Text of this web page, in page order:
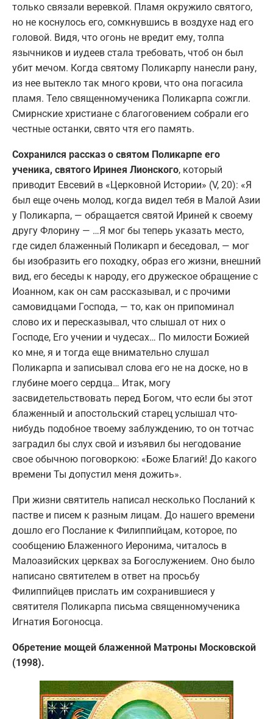
только связали веревкой. Пламя окружило святого,
но не коснулось его, сомкнувшись в воздухе над его
головой. Видя, что огонь не вредит ему, толпа
язычников и иудеев стала требовать, чтоб он был
убит мечом. Когда святому Поликарпу нанесли рану,
из нее вытекло так много крови, что она погасила
пламя. Тело священномученика Поликарпа сожгли.
Смирнские христиане с благоговением собрали его
честные останки, свято чтя его память.
Сохранился рассказ о святом Поликарпе его
ученика, святого Иринея Лионского, который
приводит Евсевий в «Церковной Истории» (V, 20): «Я
был еще очень молод, когда видел тебя в Малой Азии
у Поликарпа, — обращается святой Ириней к своему
другу Флорину — …Я мог бы теперь указать место,
где сидел блаженный Поликарп и беседовал, — мог
бы изобразить его походку, образ его жизни, внешний
вид, его беседы к народу, его дружеское обращение с
Иоанном, как он сам рассказывал, и с прочими
самовидцами Господа, — то, как он припоминал
слово их и пересказывал, что слышал от них о
Господе, Его учении и чудесах… По милости Божией
ко мне, я и тогда еще внимательно слушал
Поликарпа и записывал слова его не на доске, но в
глубине моего сердца… Итак, могу
засвидетельствовать перед Богом, что если бы этот
блаженный и апостольский старец услышал что-
нибудь подобное твоему заблуждению, то он тотчас
заградил бы слух свой и изъявил бы негодование
свое обычною поговоркою: «Боже Благий! До какого
времени Ты допустил меня дожить».
При жизни святитель написал несколько Посланий к
пастве и писем к разным лицам. До нашего времени
дошло его Послание к Филиппийцам, которое, по
сообщению Блаженного Иеронима, читалось в
Малоазийских церквах за Богослужением. Оно было
написано святителем в ответ на просьбу
Филиппийцев прислать им сохранившиеся у
святителя Поликарпа письма священномученика
Игнатия Богоносца.
Обретение мощей блаженной Матроны Московской
(1998).